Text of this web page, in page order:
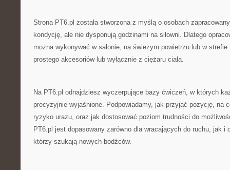
Strona PT6.pl została stworzona z myślą o osobach
kondycję, ale nie dysponują godzinami na siłowni. Dlatego
można wykonywać w salonie, na świeżym powietrzu lub w
prostego akcesoriów lub wyłącznie z ciężaru ciała.
Na PT6.pl odnajdziesz wyczerpujące bazy ćwiczeń, w których
precyzyjnie wyjaśnione. Podpowiadamy, jak przyjąć pozycję, na
ryzyko urazu, oraz jak dostosować poziom trudności do
PT6.pl jest dopasowany zarówno dla wracających do ruchu, jak i
którzy szukają nowych bodźców.